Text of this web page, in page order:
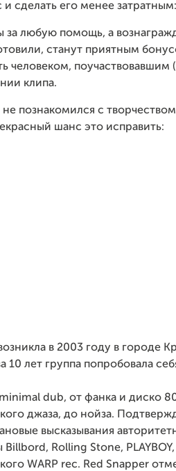
сделать его менее
за любую помощь, а
станут приятным
человеком, поучаствовавшим
клипа.
познакомился с
шанс это исправить:
в 2003 году в городе
10 лет группа попробовала
dub, от фанка и диско
джаза, до нойза.
высказывания
Billbord, Rolling Stone, PLAYBOY
WARP rec. Red Snapper